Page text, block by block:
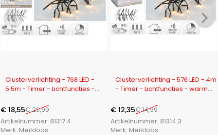
Clusterverlichting - 768 LED -
5.5m - Timer - Lichtfuncties -
€20,99
€ 18,55
Artikelnummer: 81317.4
Merk: Merkloos
Clusterverlichting - 576 LED - 4m
- Timer - Lichtfuncties - warm
€14,99
€ 12,35
Artikelnummer: 81314.3
Merk: Merkloos